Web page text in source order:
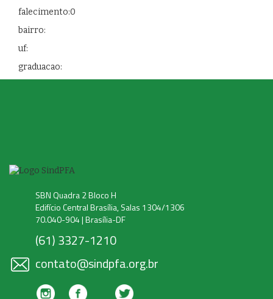
falecimento:0
bairro:
uf:
graduacao:
SBN Quadra 2 Bloco H
Edifício Central Brasília, Salas 1304/1306
70.040-904 | Brasília-DF
(61) 3327-1210
contato@sindpfa.org.br